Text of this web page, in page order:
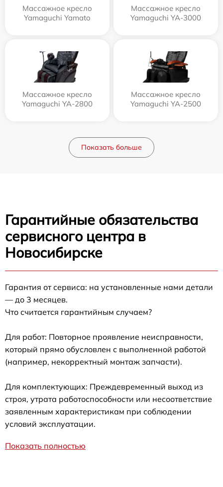
Массажное кресло
Yamaguchi Yamato
Массажное кресло
Yamaguchi YA-3000
Массажное кресло
Yamaguchi YA-2800
Массажное кресло
Yamaguchi YA-2500
Показать больше
Гарантийные обязательства
сервисного центра в
Новосибирске
Гарантия от сервиса: на установленные нами детали
— до 3 месяцев.
Что считается гарантийным случаем?
Для работ: Повторное проявление неисправности,
который прямо обусловлен с выполненной работой
(например, некорректный монтаж запчасти).
Для комплектующих: Преждевременный выход из
строя, утрата работоспособности или несоответствие
заявленным характеристикам при соблюдении
условий эксплуатации.
Показать полностью